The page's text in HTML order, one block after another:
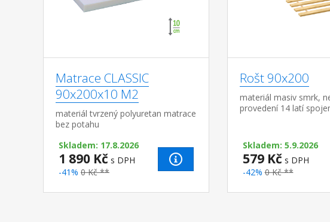
Matrace CLASSIC
90x200x10 M2
materiál tvrzený polyuretan matrace
bez potahu
Skladem: 17.8.2026
1 890 Kč s DPH
-41% 0 Kč **
Rošt 90x200
materiál masiv smrk,
provedení 14 latí
Skladem: 5.9.2026
579 Kč s DPH
-42% 0 Kč **